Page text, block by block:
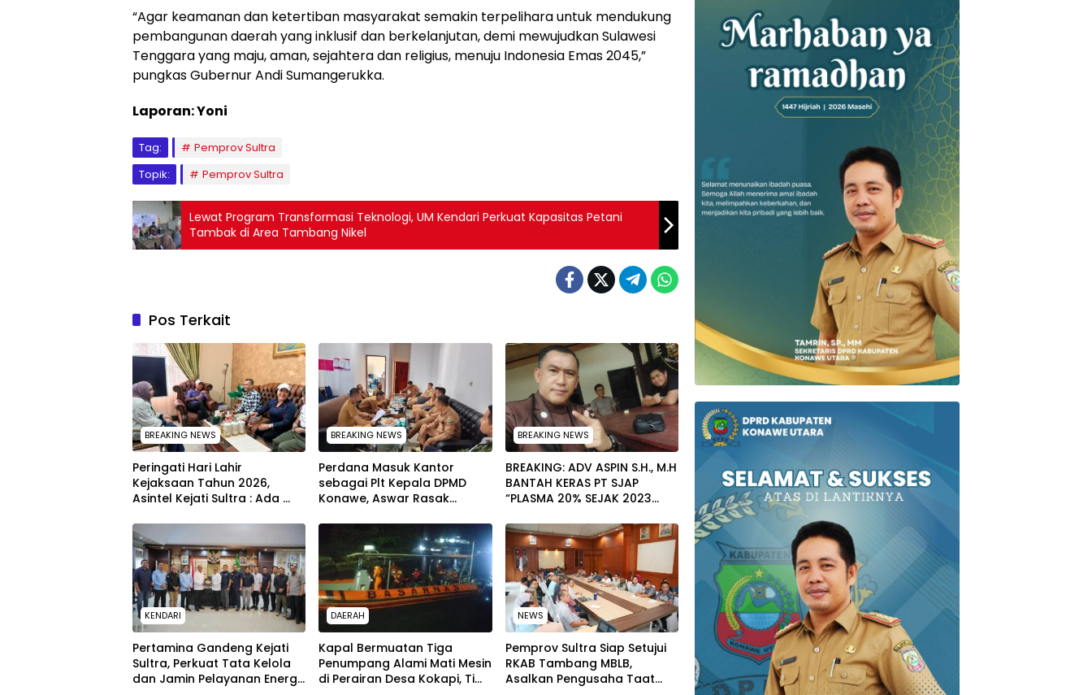
“Agar keamanan dan ketertiban masyarakat semakin terpelihara untuk mendukung
pembangunan daerah yang inklusif dan berkelanjutan, demi mewujudkan Sulawesi
Tenggara yang maju, aman, sejahtera dan religius, menuju Indonesia Emas 2045,”
pungkas Gubernur Andi Sumangerukka.
Laporan: Yoni
Tag:
Pemprov Sultra
Topik:
Pemprov Sultra
Lewat Program Transformasi Teknologi, UM Kendari Perkuat Kapasitas Petani
Tambak di Area Tambang Nikel
Pos Terkait
BREAKING NEWS
Peringati Hari Lahir
Kejaksaan Tahun 2026,
Asintel Kejati Sultra : Ada
sampai Adhyaksa Run
BREAKING NEWS
Perdana Masuk Kantor
sebagai Plt Kepala DPMD
Konawe, Aswar Rasak
yang Lulus PPPK
BREAKING NEWS
BREAKING: ADV ASPIN S.H., M.H
BANTAH KERAS PT SJAP
“PLASMA 20% SEJAK 2023
WARGA WAWOONE!
KENDARI
Pertamina Gandeng Kejati
Sultra, Perkuat Tata Kelola
dan Jamin Pelayanan Energi
DAERAH
Kapal Bermuatan Tiga
Penumpang Alami Mati Mesin
di Perairan Desa Kokapi, Tim
NEWS
Pemprov Sultra Siap Setujui
RKAB Tambang MBLB,
Asalkan Pengusaha Taat